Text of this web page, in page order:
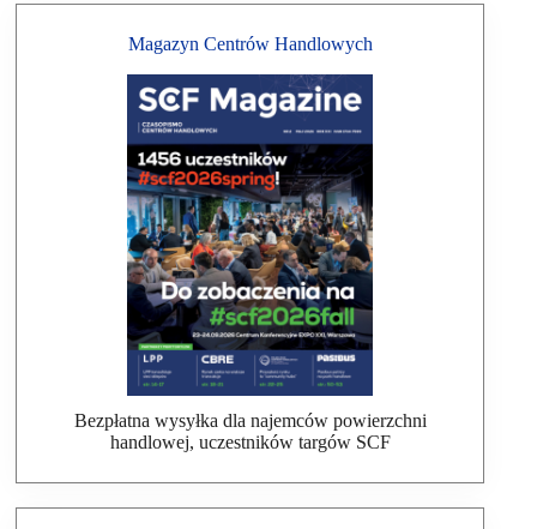
Magazyn Centrów Handlowych
Bezpłatna wysyłka dla najemców powierzchni
handlowej, uczestników targów SCF